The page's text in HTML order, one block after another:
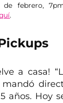
de febrero,
.
a casa!
años. Hoy